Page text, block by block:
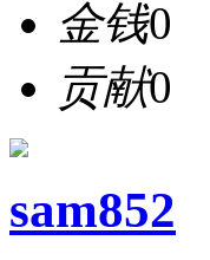
金钱0
贡献0
sam852